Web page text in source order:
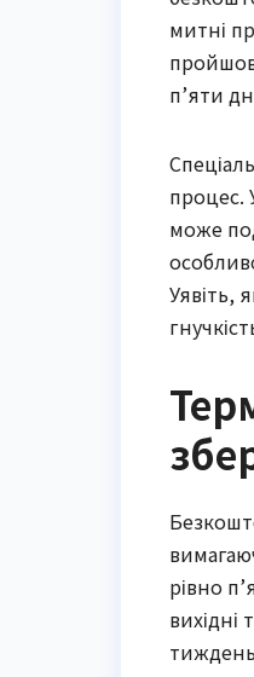
митні
п’яти
процес.
може
Уявіть,
рівно